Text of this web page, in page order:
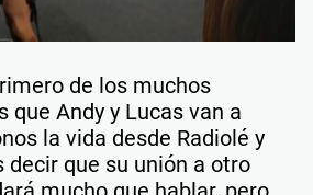
de los muchos
que Andy y Lucas van a
la vida desde Radiolé y
decir que su unión a otro